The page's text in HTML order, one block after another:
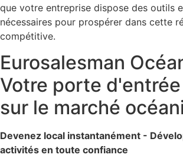
que votre entreprise dispose des outils
nécessaires pour prospérer dans cette
compétitive.
Eurosalesman
Votre porte
sur le marché
Devenez local instantanément -
activités en toute confiance